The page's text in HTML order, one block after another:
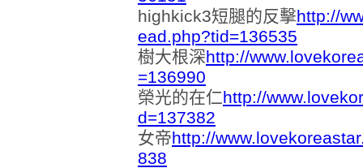
highkick3短腿的反擊http://
ead.php?tid=136535
樹大根深http://
=136990
榮光的在仁http://
d=137382
女帝http://
838